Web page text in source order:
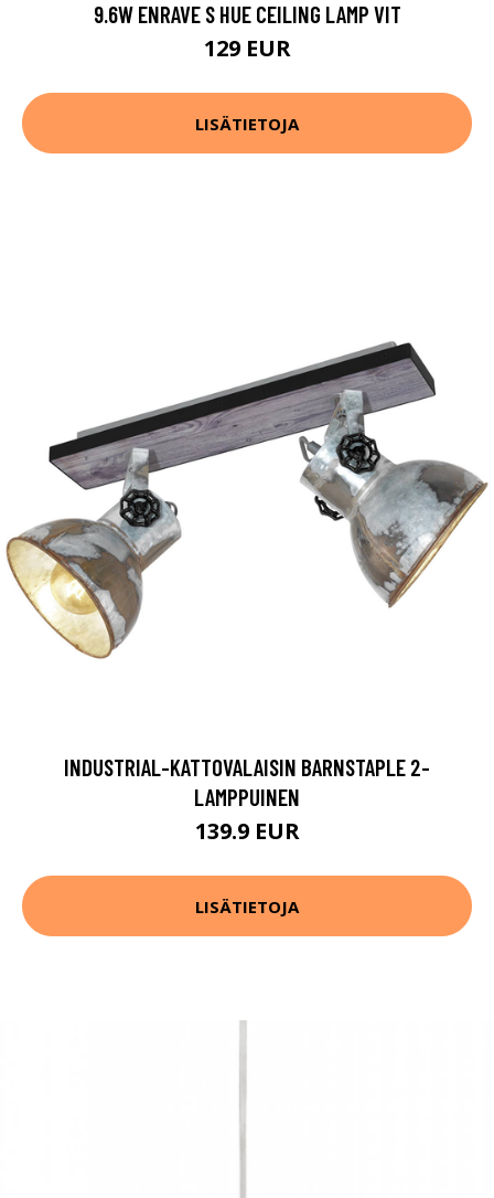
9.6W ENRAVE S HUE CEILING LAMP VIT
129 EUR
LISÄTIETOJA
INDUSTRIAL-KATTOVALAISIN BARNSTAPLE 2-
LAMPPUINEN
139.9 EUR
LISÄTIETOJA